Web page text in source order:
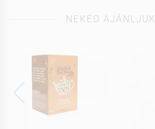
NEKED AJÁNLJUK